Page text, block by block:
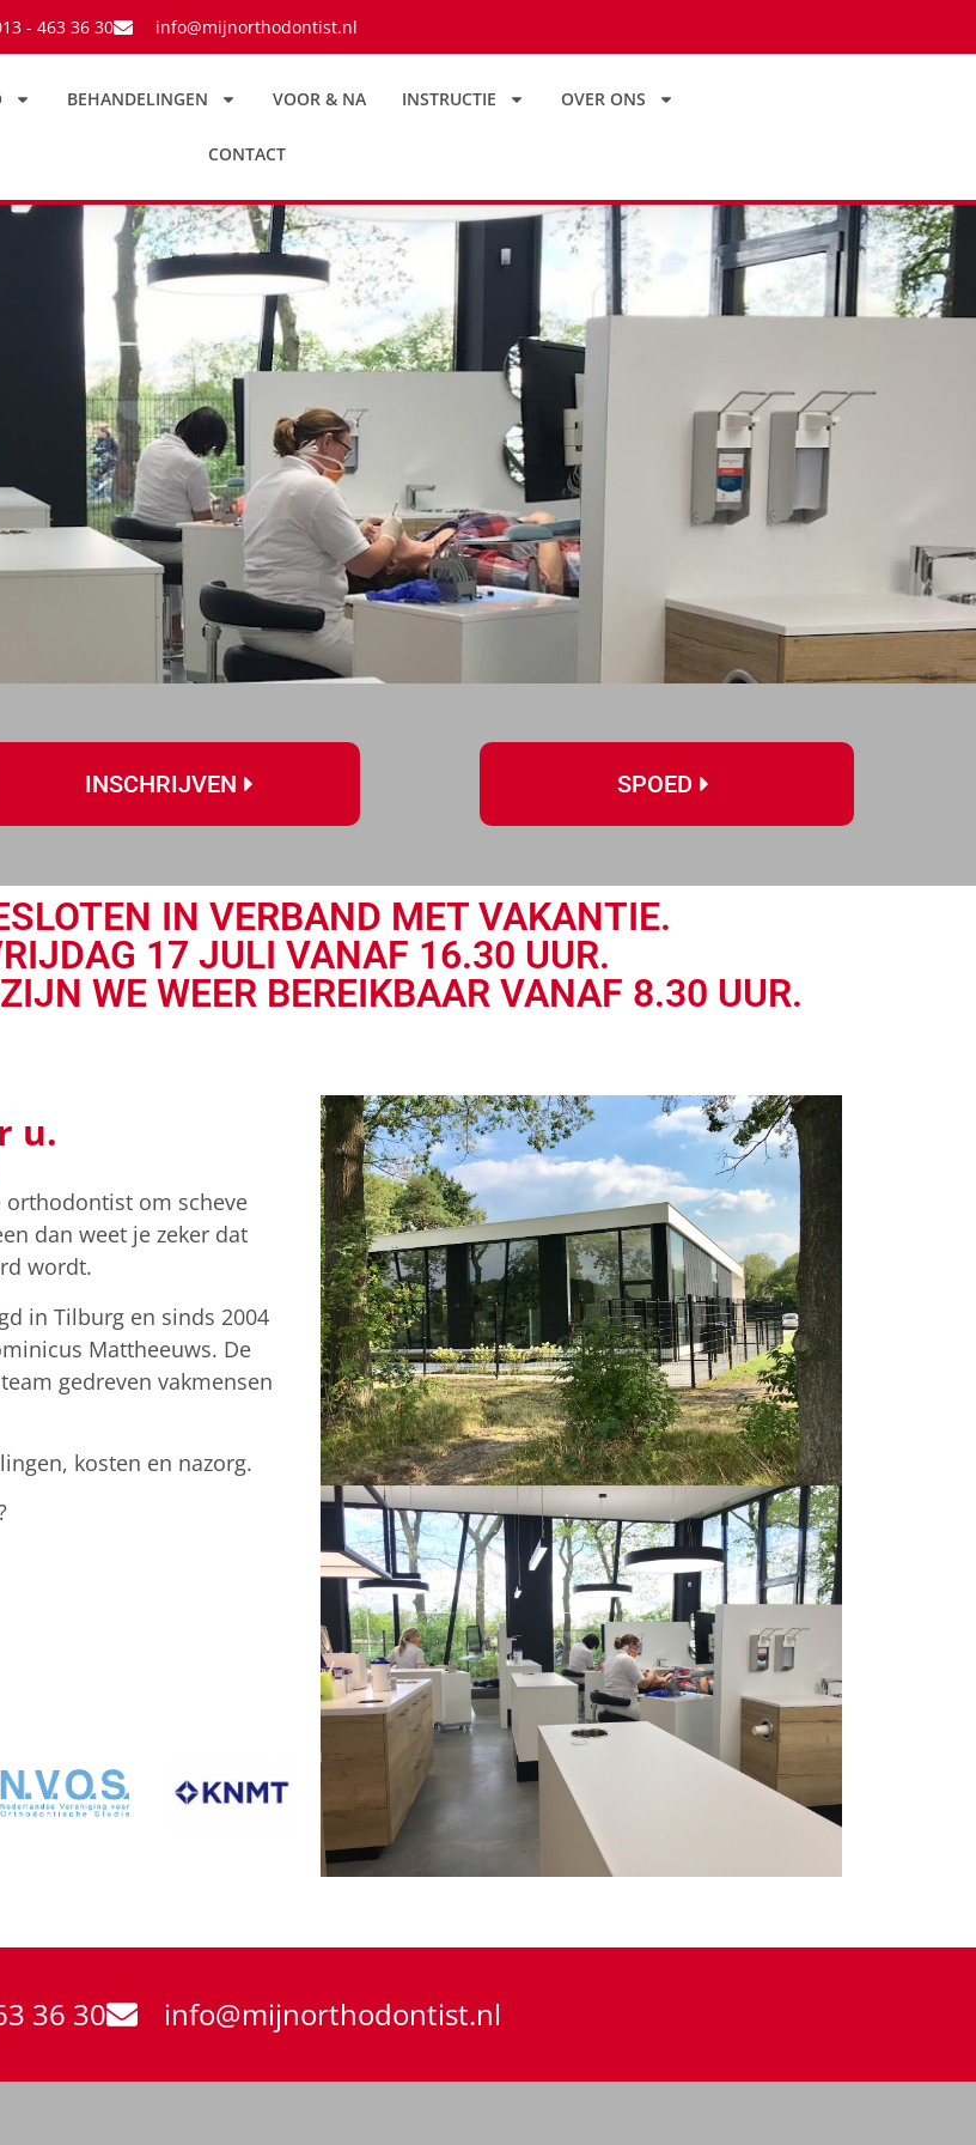
- 463 36 30 info@mijnorthodontist.nl
BEHANDELINGEN VOOR & NA INSTRUCTIE OVER ONS
CONTACT
INSCHRIJVEN SPOED
IN VERBAND MET VAKANTIE.
17 JULI VANAF 16.30 UUR.
WE WEER BEREIKBAAR VANAF 8.30 UUR.
u.
orthodontist om scheve
dan weet je zeker dat
wordt.
in Tilburg en sinds 2004
Mattheeuws. De
gedreven vakmensen
kosten en nazorg.
36 30 info@mijnorthodontist.nl